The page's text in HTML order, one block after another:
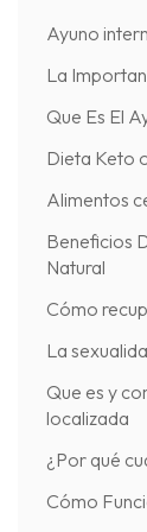
Ayuno
La
Que Es El
Dieta Keto
Alimentos
Beneficios
Natural
Cómo
La
Que es y
localizada
¿Por qué
Cómo